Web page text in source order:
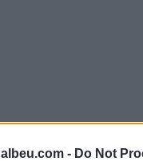
albeu.com - Do Not